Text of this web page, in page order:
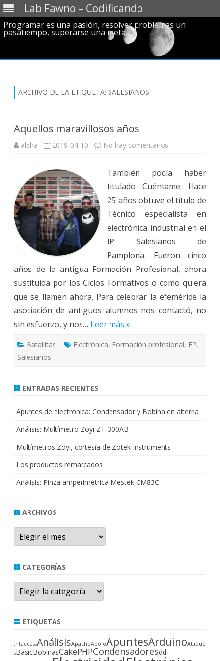
Lab Fawno – Codificando
Programar es una pasión, resolver problemas un
pasatiempo, superarse una meta.
ARCHIVO DE LA ETIQUETA: SALESIANOS
Aquellos maravillosos años
alpha 2019-04-10 No hay comentarios
También podía haber
titulado Cuéntame. Hace
25 años obtuve el título de
Técnico especialista en
electrónica industrial en el
IP Salesianos de
Pamplona. Fueron cinco
años de la antigua Formación Profesional, ahora
sustituida por los Ciclos Formativos o como quiera
que se llamen ahora. Para celebrar la efeméride la
asociación de antiguos alumnos nos contactó, no
sin esfuerzo, y nos… Leer más »
Batallitas Electrónica, Formación profesional, FP,
Salesianos
ENTRADAS RECIENTES
Apuntes de electrónica: Condensador y Bobina en alterna
Análisis: Multímetro Zoyi ZT-300AB
Multímetros Zoyi, cortesía de Zotek Instruments
Los productos remarcados
Análisis: Pinza amperimétrica Mestek CM83C
ARCHIVOS
Archivos
CATEGORÍAS
Categorías
ETIQUETAS
.htaccessAnálisisApacheApoloApuntesArduinoAtaque
sBasicBobinasCakePHPCondensadoresdd-